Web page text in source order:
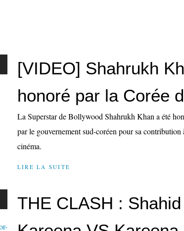
[VIDEO] Shahrukh
honoré par la Corée
La Superstar de Bollywood Shahrukh Khan a été
par le gouvernement sud-coréen pour sa
cinéma.
LIRE LA SUITE
THE CLASH :